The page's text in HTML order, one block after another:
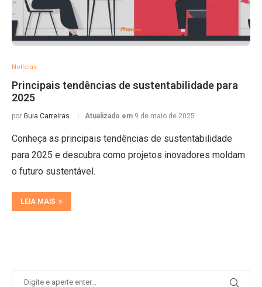
Notícias
Principais tendências de sustentabilidade para
2025
por Guia Carreiras Atualizado em 9 de maio de 2025
Conheça as principais tendências de sustentabilidade
para 2025 e descubra como projetos inovadores moldam
o futuro sustentável.
LEIA MAIS